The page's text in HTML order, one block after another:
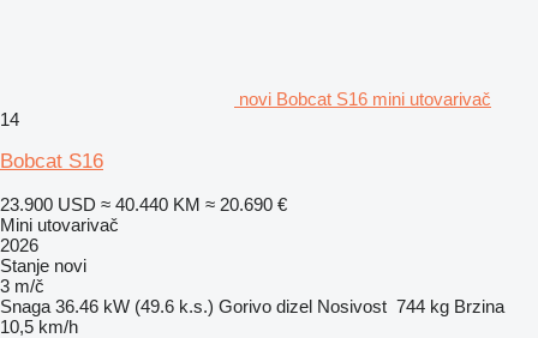
novi Bobcat S16 mini utovarivač
14
Bobcat S16
23.900 USD ≈ 40.440 KM ≈ 20.690 €
Mini utovarivač
2026
Stanje novi
3 m/č
Snaga 36.46 kW (49.6 k.s.) Gorivo dizel Nosivost 744 kg Brzina
10,5 km/h